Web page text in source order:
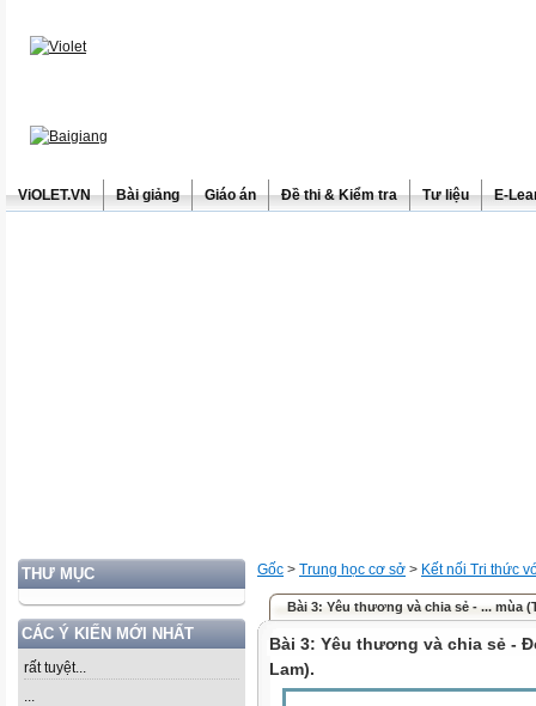
ViOLET.VN Bài giảng Giáo án Đề thi & Kiểm tra Tư liệu E-
THƯ MỤC
CÁC Ý KIẾN MỚI NHẤT
rất tuyệt...
...
Gốc > Trung học cơ sở > Kết nối Tri thức
Bài 3: Yêu thương và chia sẻ - ... mùa
Bài 3: Yêu thương và chia sẻ -
Lam).